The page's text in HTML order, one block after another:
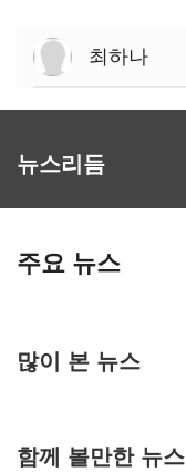
최하나
뉴스리듬
주요 뉴스
많이 본 뉴스
함께 볼만한 뉴스